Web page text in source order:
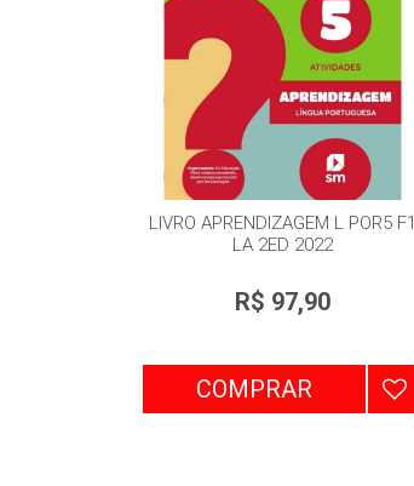
LIVRO APRENDIZAGEM L POR5 F1
LA 2ED 2022
R$ 97,90
COMPRAR